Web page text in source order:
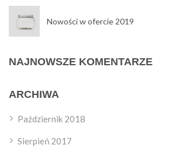
Nowości w ofercie 2019
NAJNOWSZE KOMENTARZE
ARCHIWA
Październik 2018
Sierpień 2017